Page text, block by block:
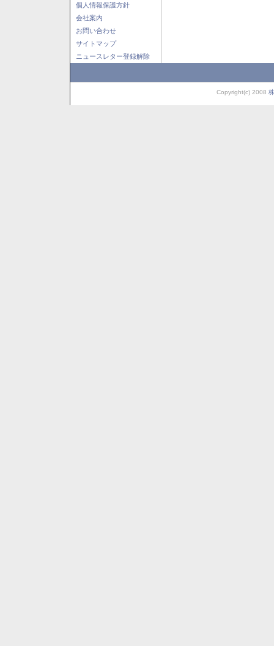
個人情報保護方針
会社案内
お問い合わせ
サイトマップ
ニュースレター登録解除
Copyright(c) 2008